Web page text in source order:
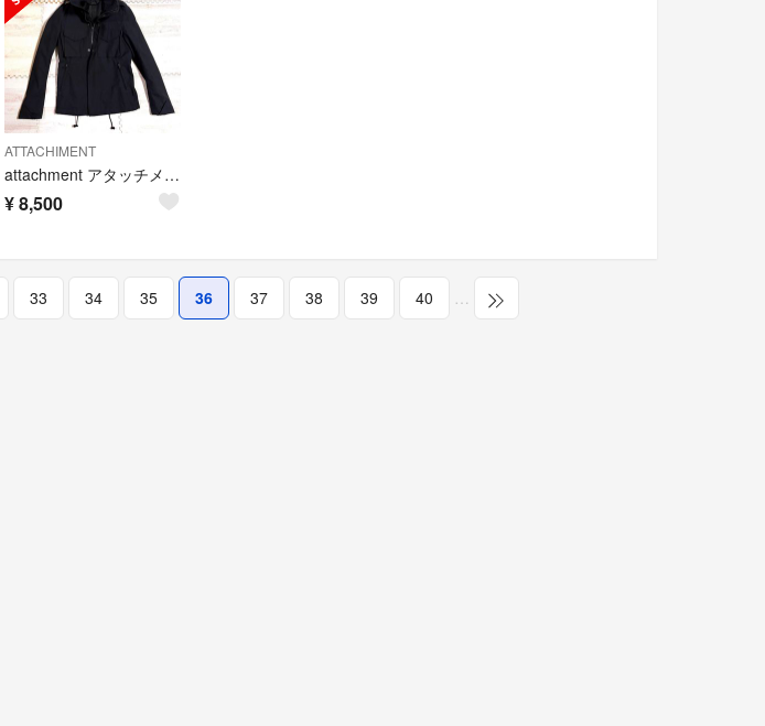
ATTACHIMENT
attachment アタッチメント M65 ブルゾン ミリタリージャケット
¥8,500
33 34 35 36 37 38 39 40 …